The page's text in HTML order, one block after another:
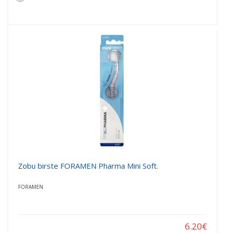
Zobu birste FORAMEN Pharma Mini Soft.
FORAMEN
6.20€